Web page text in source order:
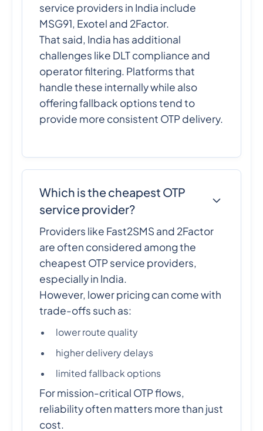
service providers in India include
MSG91, Exotel and 2Factor.
That said, India has additional
challenges like DLT compliance and
operator filtering. Platforms that
handle these internally while also
offering fallback options tend to
provide more consistent OTP delivery.
Which is the cheapest OTP
service provider?
Providers like Fast2SMS and 2Factor
are often considered among the
cheapest OTP service providers,
especially in India.
However, lower pricing can come with
trade-offs such as:
lower route quality
higher delivery delays
limited fallback options
For mission-critical OTP flows,
reliability often matters more than just
cost.